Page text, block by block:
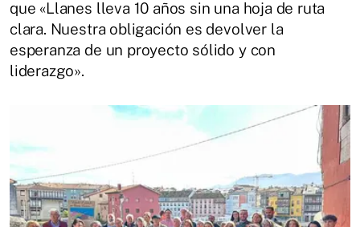
que «Llanes lleva 10 años sin una hoja de ruta
clara. Nuestra obligación es devolver la
esperanza de un proyecto sólido y con
liderazgo».